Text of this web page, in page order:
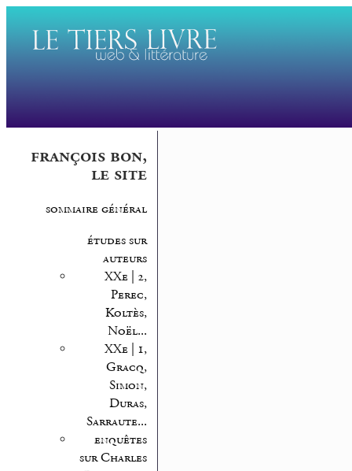
françois bon,
le site
sommaire général
études sur
auteurs
XXe | 2,
Perec,
Koltès,
Noël...
XXe | 1,
Gracq,
Simon,
Duras,
Sarraute...
enquêtes
sur Charles